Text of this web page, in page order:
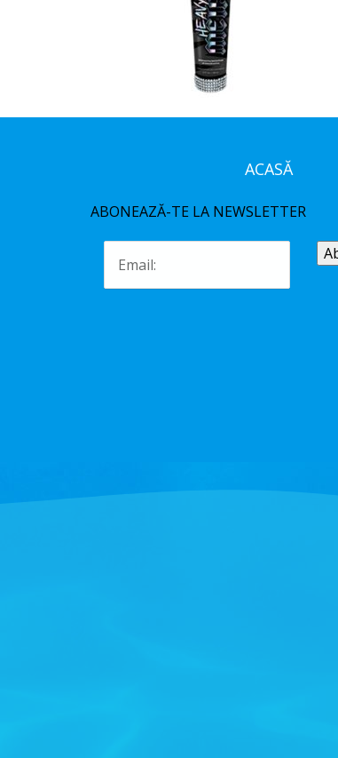
ACASĂ
ABONEAZĂ-TE LA NEWSLETTER